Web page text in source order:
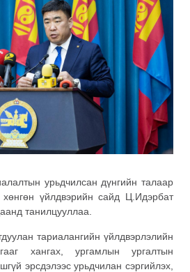
урьдчилсан дүнгийн талаар
үйлдвэрийн сайд Ц.Идэрбат
танилцууллаа.
тариалангийн үйлдвэрлэлийн
хангах, ургамлын ургалтын
эрсдэлээс урьдчилан сэргийлэх,